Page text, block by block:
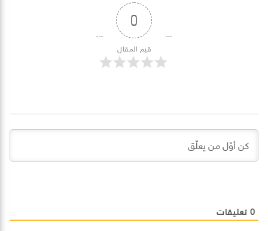
0
قيم المقال
0 تعليقات